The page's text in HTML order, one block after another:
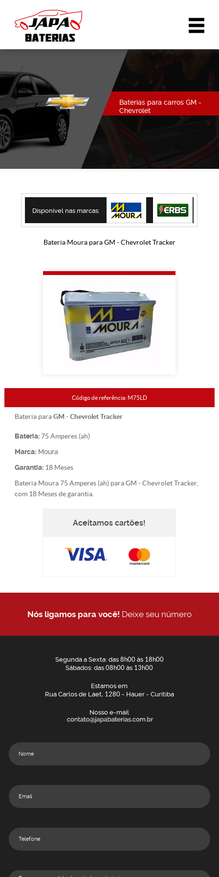
Baterias para carros GM -
Chevrolet
Disponível nas marcas:
Bateria Moura para GM - Chevrolet Tracker
Código de referência: M75LD
Bateria paraGM - Chevrolet Tracker
Bateria:75 Amperes (ah)
Marca: Moura
Garantia: 18 Meses
Bateria Moura 75 Amperes (ah) para GM - Chevrolet Tracker,
com 18 Meses de garantia.
Aceitamos cartões!
Nós ligamos para você! Deixe seu número
Segunda a Sexta: das 8h00às 18h00
Sábados: das08h00 às 13h00
Estamos em
Rua Carlos de Laet, 1280- Hauer - Curitiba
Nosso e-mail